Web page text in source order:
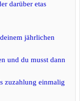
darüber etas
jährlichen
und du musst dann
zuzahlung einmalig